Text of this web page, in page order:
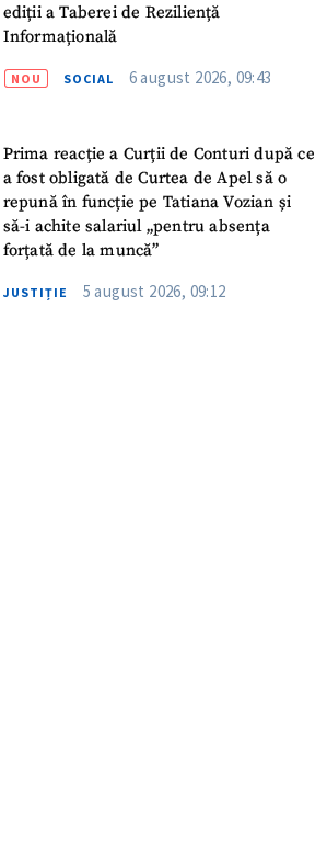
ediții a Taberei de Reziliență
Informațională
NOU SOCIAL 6 august 2026, 09:43
Prima reacție a Curții de Conturi după ce
a fost obligată de Curtea de Apel să o
repună în funcție pe Tatiana Vozian și
să-i achite salariul „pentru absența
forțată de la muncă”
JUSTIȚIE 5 august 2026, 09:12